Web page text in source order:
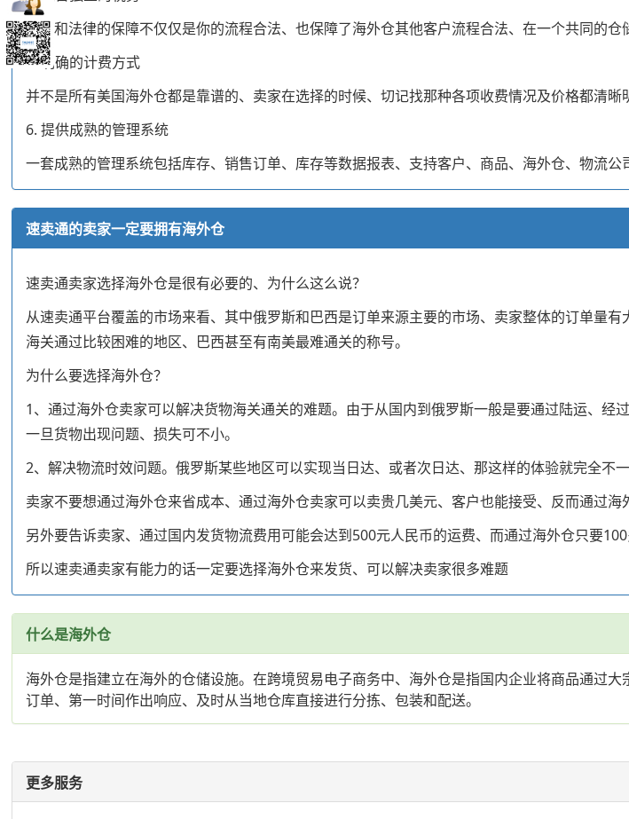
税务和法律的保障不仅仅是你的流程合法、也保障了海外仓其他客户流程合法、在一个共同的仓
5. 明确的计费方式
并不是所有美国海外仓都是靠谱的、卖家在选择的时候、切记找那种各项收费情况及价格都清晰
6. 提供成熟的管理系统
一套成熟的管理系统包括库存、销售订单、库存等数据报表、支持客户、商品、海外仓、物流公
速卖通的卖家一定要拥有海外仓
速卖通卖家选择海外仓是很有必要的、为什么这么说？
从速卖通平台覆盖的市场来看、其中俄罗斯和巴西是订单来源主要的市场、卖家整体的订单量
海关通过比较困难的地区、巴西甚至有南美最难通关的称号。
为什么要选择海外仓？
1、通过海外仓卖家可以解决货物海关通关的难题。由于从国内到俄罗斯一般是要通过陆运、
一旦货物出现问题、损失可不小。
2、解决物流时效问题。俄罗斯某些地区可以实现当日达、或者次日达、那这样的体验就完全不一
卖家不要想通过海外仓来省成本、通过海外仓卖家可以卖贵几美元、客户也能接受、反而通过海
另外要告诉卖家、通过国内发货物流费用可能会达到500元人民币的运费、而通过海外仓只要
所以速卖通卖家有能力的话一定要选择海外仓来发货、可以解决卖家很多难题
什么是海外仓
海外仓是指建立在海外的仓储设施。在跨境贸易电子商务中、海外仓是指国内企业将商品通过
订单、第一时间作出响应、及时从当地仓库直接进行分拣、包装和配送。
更多服务